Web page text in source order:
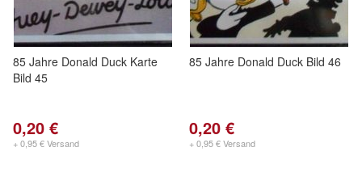
85 Jahre Donald Duck Karte
Bild 45
0,20 €
+ 0,95 € Versand
85 Jahre Donald Duck Bild 46
0,20 €
+ 0,95 € Versand